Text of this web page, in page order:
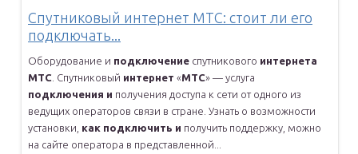
Спутниковый интернет МТС: стоит ли его
подключать...
Оборудование и подключение спутникового интернета
МТС . Спутниковый интернет «МТС» — услуга
подключения и получения доступа к сети от одного из
ведущих операторов связи в стране. Узнать о возможности
установки, как подключить и получить поддержку, можно
на сайте оператора в представленной...